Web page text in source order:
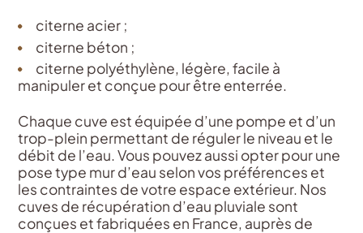
citerne acier ;
citerne béton ;
citerne polyéthylène, légère, facile à
manipuler et conçue pour être enterrée.
Chaque cuve est équipée d’une pompe et d’un
trop-plein permettant de réguler le niveau et le
débit de l’eau. Vous pouvez aussi opter pour une
pose type mur d’eau selon vos préférences et
les contraintes de votre espace extérieur. Nos
cuves de récupération d’eau pluviale sont
conçues et fabriquées en France, auprès de